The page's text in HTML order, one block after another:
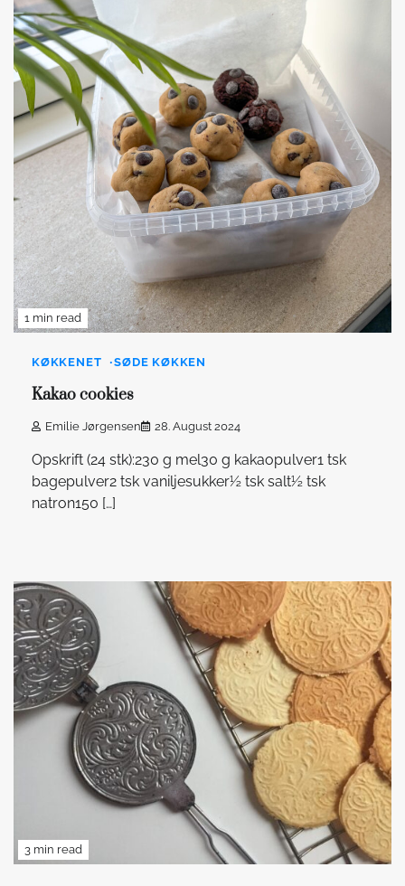
1 min read
KØKKENET SØDE KØKKEN
Kakao cookies
Emilie Jørgensen 28. August 2024
Opskrift (24 stk):230 g mel30 g kakaopulver1 tsk
bagepulver2 tsk vaniljesukker½ tsk salt½ tsk
natron150 […]
3 min read